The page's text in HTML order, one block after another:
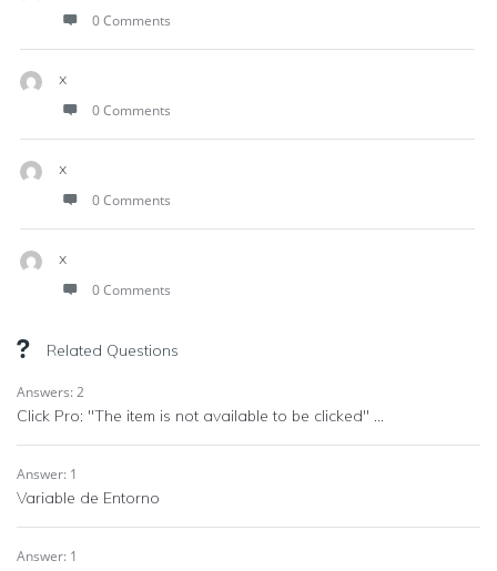
0 Comments
x
0 Comments
x
0 Comments
x
0 Comments
Related Questions
Answers: 2
Click Pro: "The item is not available to be clicked" ...
Answer: 1
Variable de Entorno
Answer: 1